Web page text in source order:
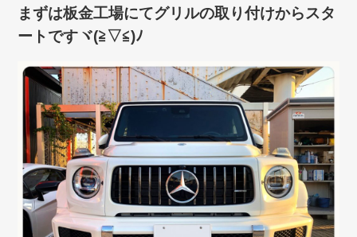
まずは板金工場にてグリルの取り付けからスタ
ートですヾ(≧▽≦)ﾉ